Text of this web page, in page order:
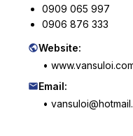
0909 065 997
0906 876 333
Website:
•
Email:
•